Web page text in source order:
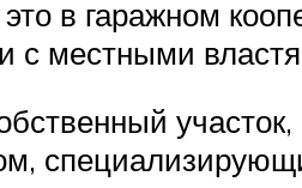
в гаражном
с местными